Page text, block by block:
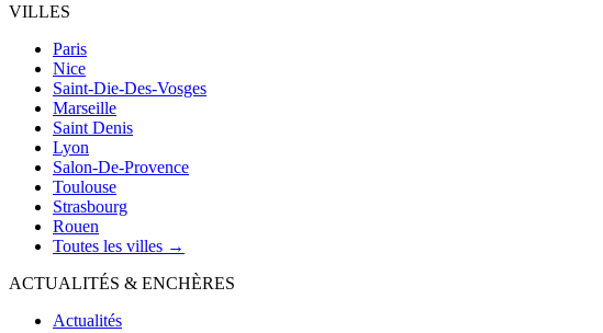
VILLES
Paris
Nice
Saint-Die-Des-Vosges
Marseille
Saint Denis
Lyon
Salon-De-Provence
Toulouse
Strasbourg
Rouen
Toutes les villes →
ACTUALITÉS & ENCHÈRES
Actualités